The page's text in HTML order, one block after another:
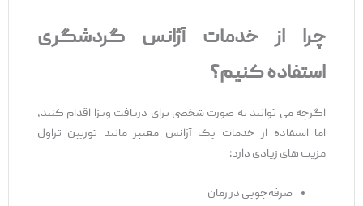
چرا از خدمات آژانس گردشگری
استفاده کنیم؟
اگرچه می ‌توانید به ‌صورت شخصی برای دریافت ویزااقدام کنید،
اما استفاده از خدمات یک آژانس معتبر مانند توربین تراول
مزیت‌ های زیادی دارد:
صرفه‌جویی در زمان